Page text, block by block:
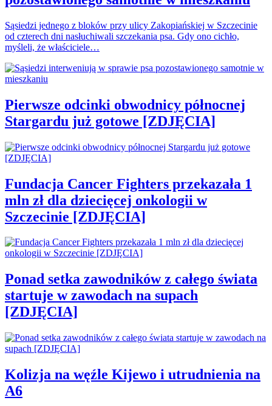
Sąsiedzi jednego z bloków przy ulicy Zakopiańskiej w Szczecinie
od czterech dni nasłuchiwali szczekania psa. Gdy ono cichło,
myśleli, że właściciele…
Pierwsze odcinki obwodnicy północnej
Stargardu już gotowe [ZDJĘCIA]
Fundacja Cancer Fighters przekazała 1
mln zł dla dziecięcej onkologii w
Szczecinie [ZDJĘCIA]
Ponad setka zawodników z całego świata
startuje w zawodach na supach
[ZDJĘCIA]
Kolizja na węźle Kijewo i utrudnienia na
A6